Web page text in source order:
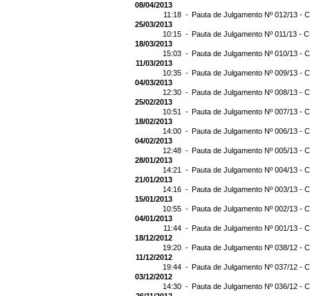
08/04/2013
11:18 - Pauta de Julgamento Nº 012/13 -
25/03/2013
10:15 - Pauta de Julgamento Nº 011/13 -
18/03/2013
15:03 - Pauta de Julgamento Nº 010/13 -
11/03/2013
10:35 - Pauta de Julgamento Nº 009/13 -
04/03/2013
12:30 - Pauta de Julgamento Nº 008/13 -
25/02/2013
10:51 - Pauta de Julgamento Nº 007/13 -
18/02/2013
14:00 - Pauta de Julgamento Nº 006/13 -
04/02/2013
12:48 - Pauta de Julgamento Nº 005/13 -
28/01/2013
14:21 - Pauta de Julgamento Nº 004/13 -
21/01/2013
14:16 - Pauta de Julgamento Nº 003/13 -
15/01/2013
10:55 - Pauta de Julgamento Nº 002/13 -
04/01/2013
11:44 - Pauta de Julgamento Nº 001/13 -
18/12/2012
19:20 - Pauta de Julgamento Nº 038/12 -
11/12/2012
19:44 - Pauta de Julgamento Nº 037/12 -
03/12/2012
14:30 - Pauta de Julgamento Nº 036/12 -